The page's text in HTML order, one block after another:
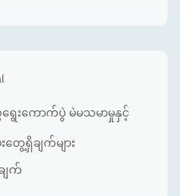
ေးကောက်ပွဲ မဲမသမာမှုနှင့်
တွေ့ရှိချက်များ
ျက်